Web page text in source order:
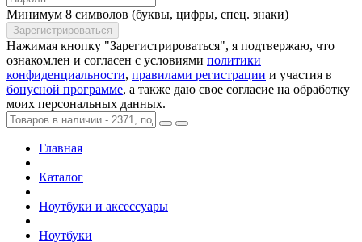
Минимум 8 символов (буквы, цифры, спец. знаки)
Нажимая кнопку "Зарегистрироваться", я подтвержаю, что
ознакомлен и согласен с условиями политики
конфиденциальности, правилами регистрации и участия в
бонусной программе, а также даю свое согласие на обработку
моих персональных данных.
Главная
Каталог
Ноутбуки и аксессуары
Ноутбуки